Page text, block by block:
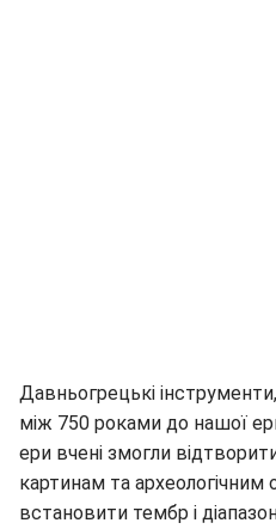
Давньогрецькі
між 750 роками до нашої
ери вчені змогли
картинам та
встановити тембр і